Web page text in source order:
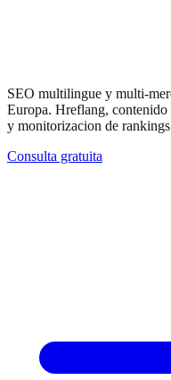
SEO multilingue y multi-
Europa. Hreflang,
y monitorizacion de
Consulta gratuita